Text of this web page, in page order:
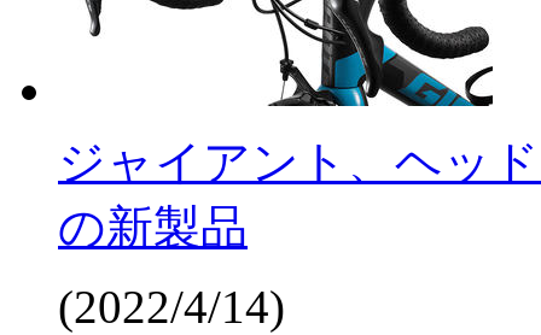
ジャイアント、ヘッ
の新製品
(2022/4/14)